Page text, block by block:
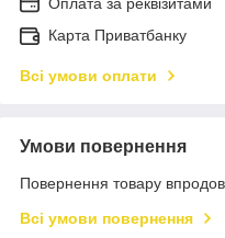
Карта Приватбанку
Всі умови оплати
Умови повернення
Повернення товару
Всі умови повернення